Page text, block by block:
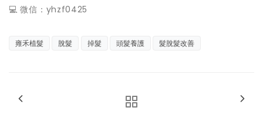
💻 微信：yhzf0425
雍禾植髮 脫髮 掉髮 頭髮養護 髮脫髮改善